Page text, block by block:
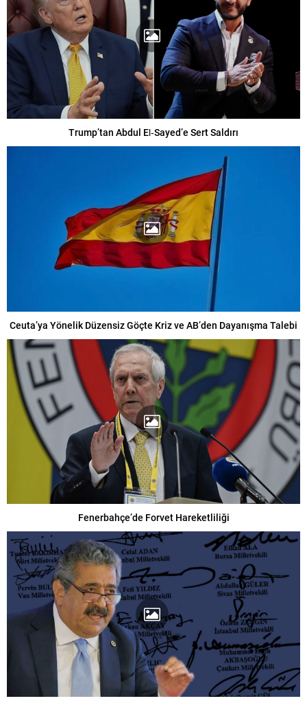
Trump’tan Abdul El‑Sayed’e Sert Saldırı
Ceuta’ya Yönelik Düzensiz Göçte Kriz ve AB’den Dayanışma Talebi
Fenerbahçe’de Forvet Hareketliliği